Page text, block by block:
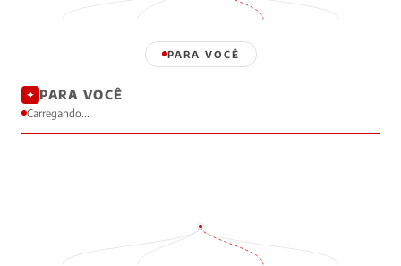
PARA VOCÊ
✦ PARA VOCÊ
Carregando...